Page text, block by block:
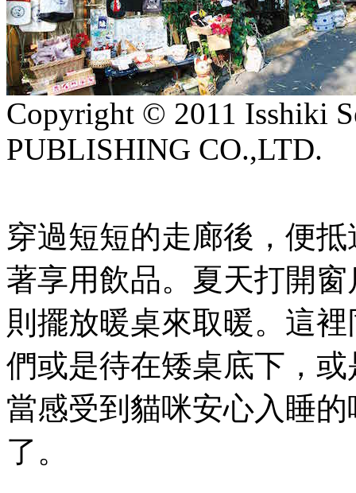
Copyright © 2011 Isshiki
PUBLISHING CO.,LTD.
穿過短短的走廊後，便
著享用飲品。夏天打開
則擺放暖桌來取暖。這
們或是待在矮桌底下，
當感受到貓咪安心入睡
了。